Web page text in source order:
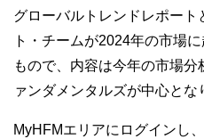
グローバルトレンドレポート
ト・チームが2024年の市場
もので、内容は今年の市場
ァンダメンタルズが中心とな
MyHFMエリアにログインし